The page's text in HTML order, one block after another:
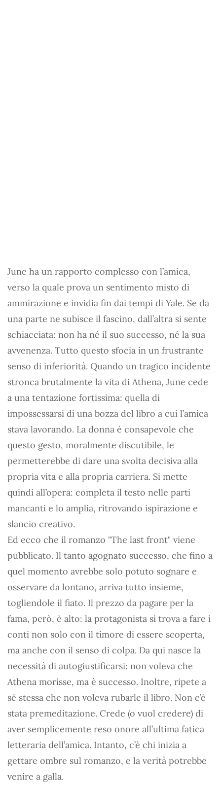
June ha un rapporto complesso con l’amica,
verso la quale prova un sentimento misto di
ammirazione e invidia fin dai tempi di Yale. Se da
una parte ne subisce il fascino, dall’altra si sente
schiacciata: non ha né il suo successo, né la sua
avvenenza. Tutto questo sfocia in un frustrante
senso di inferiorità. Quando un tragico incidente
stronca brutalmente la vita di Athena, June cede
a una tentazione fortissima: quella di
impossessarsi di una bozza del libro a cui l’amica
stava lavorando. La donna è consapevole che
questo gesto, moralmente discutibile, le
permetterebbe di dare una svolta decisiva alla
propria vita e alla propria carriera. Si mette
quindi all’opera: completa il testo nelle parti
mancanti e lo amplia, ritrovando ispirazione e
slancio creativo.
Ed ecco che il romanzo "The last front" viene
pubblicato. Il tanto agognato successo, che fino a
quel momento avrebbe solo potuto sognare e
osservare da lontano, arriva tutto insieme,
togliendole il fiato. Il prezzo da pagare per la
fama, però, è alto: la protagonista si trova a fare i
conti non solo con il timore di essere scoperta,
ma anche con il senso di colpa. Da qui nasce la
necessità di autogiustificarsi: non voleva che
Athena morisse, ma è successo. Inoltre, ripete a
sé stessa che non voleva rubarle il libro. Non c’è
stata premeditazione. Crede (o vuol credere) di
aver semplicemente reso onore all’ultima fatica
letteraria dell’amica. Intanto, c’è chi inizia a
gettare ombre sul romanzo, e la verità potrebbe
venire a galla.